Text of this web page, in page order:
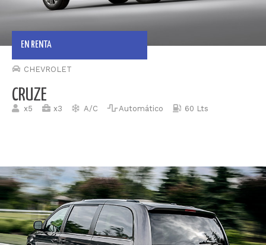
EN RENTA
CHEVROLET
CRUZE
x5 x3 A/C Automático 60 Lts